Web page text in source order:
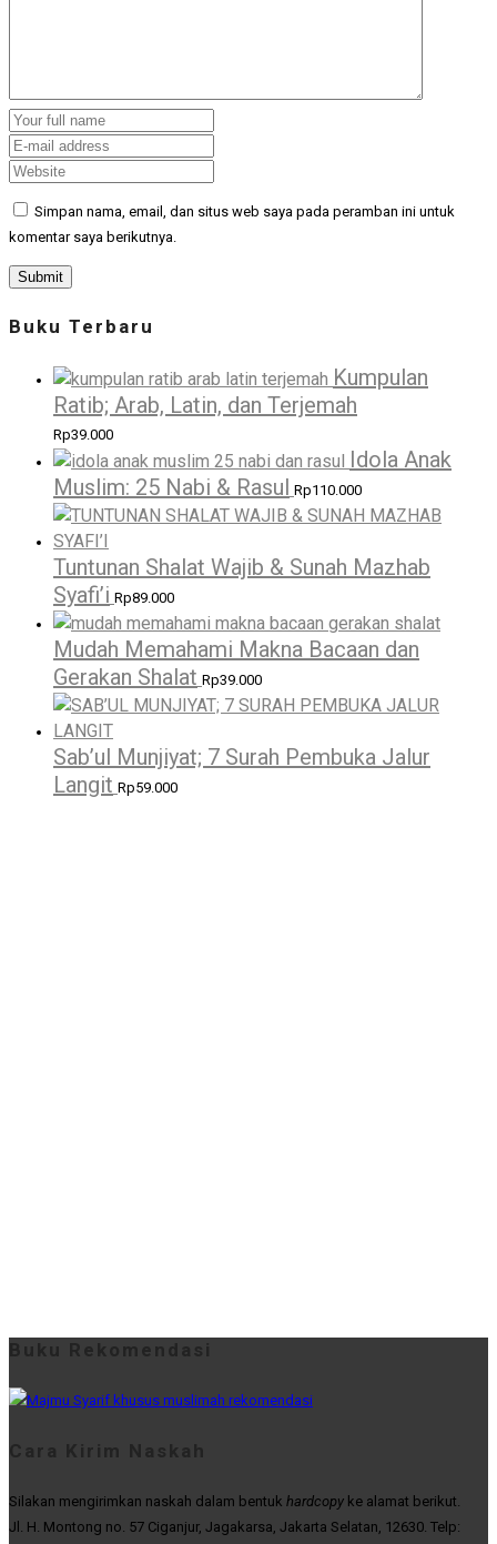
Simpan nama, email, dan situs web saya pada peramban ini untuk
komentar saya berikutnya.
Buku Terbaru
Kumpulan
Ratib; Arab, Latin, dan Terjemah
Rp39.000
Idola Anak
Muslim: 25 Nabi & Rasul Rp110.000
Tuntunan Shalat Wajib & Sunah Mazhab
Syafi’i Rp89.000
Mudah Memahami Makna Bacaan dan
Gerakan Shalat Rp39.000
Sab’ul Munjiyat; 7 Surah Pembuka Jalur
Langit Rp59.000
Buku Rekomendasi
Cara Kirim Naskah
Silakan mengirimkan naskah dalam bentuk hardcopy ke alamat berikut.
Jl. H. Montong no. 57 Ciganjur, Jagakarsa, Jakarta Selatan, 12630. Telp: